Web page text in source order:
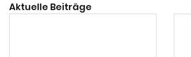
Aktuelle Beiträge